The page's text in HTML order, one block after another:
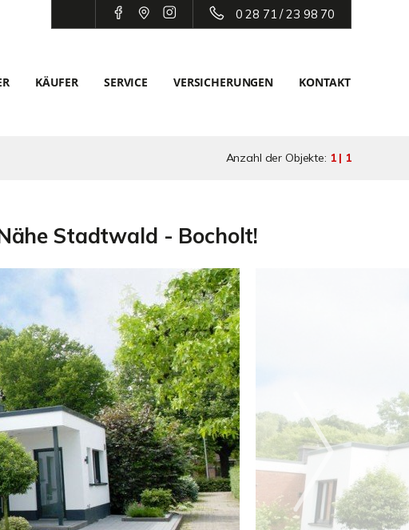
0 28 71 / 23 98 70
KÄUFER SERVICE VERSICHERUNGEN KONTAKT
Anzahl der Objekte: 1 | 1
Stadtwald - Bocholt!